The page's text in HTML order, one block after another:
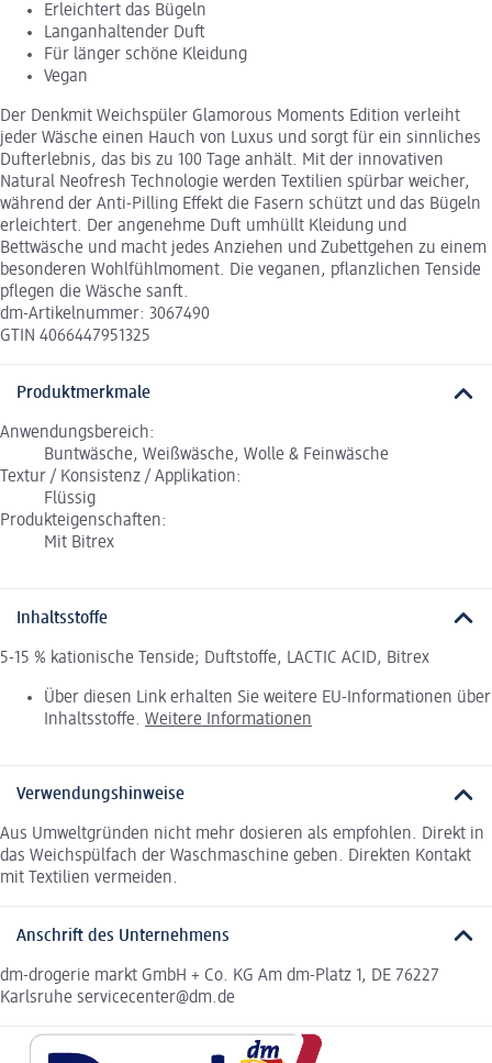
Erleichtert das Bügeln
Langanhaltender Duft
Für länger schöne Kleidung
Vegan
Der Denkmit Weichspüler Glamorous Moments Edition verleiht
jeder Wäsche einen Hauch von Luxus und sorgt für ein sinnliches
Dufterlebnis, das bis zu 100 Tage anhält. Mit der innovativen
Natural Neofresh Technologie werden Textilien spürbar weicher,
während der Anti-Pilling Effekt die Fasern schützt und das Bügeln
erleichtert. Der angenehme Duft umhüllt Kleidung und
Bettwäsche und macht jedes Anziehen und Zubettgehen zu einem
besonderen Wohlfühlmoment. Die veganen, pflanzlichen Tenside
pflegen die Wäsche sanft.
dm-Artikelnummer: 3067490
GTIN 4066447951325
Produktmerkmale
Anwendungsbereich:
Buntwäsche, Weißwäsche, Wolle & Feinwäsche
Textur / Konsistenz / Applikation:
Flüssig
Produkteigenschaften:
Mit Bitrex
Inhaltsstoffe
5-15 % kationische Tenside; Duftstoffe, LACTIC ACID, Bitrex
Über diesen Link erhalten Sie weitere EU-Informationen über
Inhaltsstoffe. Weitere Informationen
Verwendungshinweise
Aus Umweltgründen nicht mehr dosieren als empfohlen. Direkt in
das Weichspülfach der Waschmaschine geben. Direkten Kontakt
mit Textilien vermeiden.
Anschrift des Unternehmens
dm-drogerie markt GmbH + Co. KG Am dm-Platz 1, DE 76227
Karlsruhe servicecenter@dm.de